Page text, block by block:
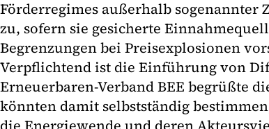
Förderregimes außerhalb sogenannter
zu, sofern sie gesicherte
Begrenzungen bei Preisexplosionen
Verpflichtend ist die Einführung von
Erneuerbaren-Verband BEE begrüßte
könnten damit selbstständig